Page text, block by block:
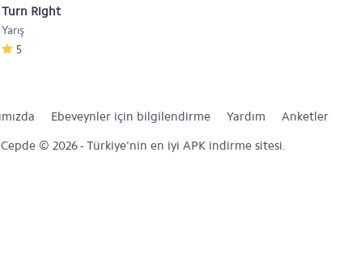
Turn Right
Yarış
5
Ebeveynler için bilgilendirme Yardım Anketler
Cepde © 2026 - Türkiye'nin en iyi APK indirme sitesi.